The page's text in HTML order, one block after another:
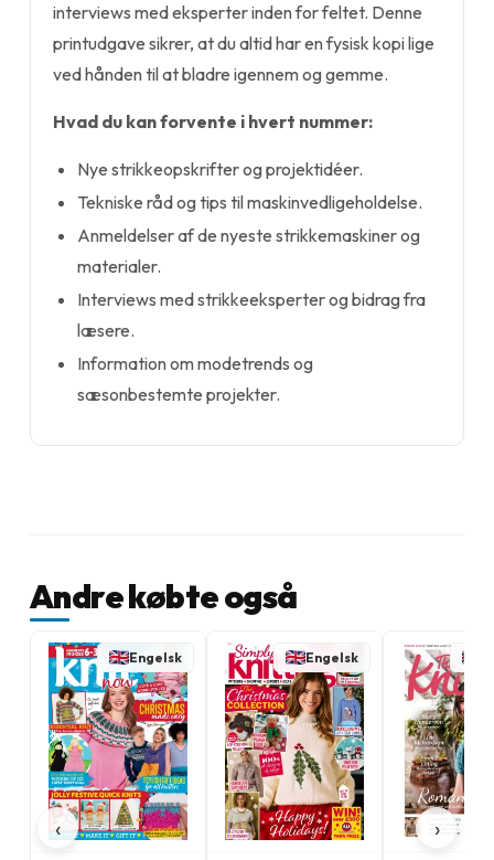
interviews med eksperter inden for feltet. Denne
printudgave sikrer, at du altid har en fysisk kopi lige
ved hånden til at bladre igennem og gemme.
Hvad du kan forvente i hvert nummer:
Nye strikkeopskrifter og projektidéer.
Tekniske råd og tips til maskinvedligeholdelse.
Anmeldelser af de nyeste strikkemaskiner og
materialer.
Interviews med strikkeeksperter og bidrag fra
læsere.
Information om modetrends og
sæsonbestemte projekter.
Andre købte også
‹
Engelsk Engelsk
›